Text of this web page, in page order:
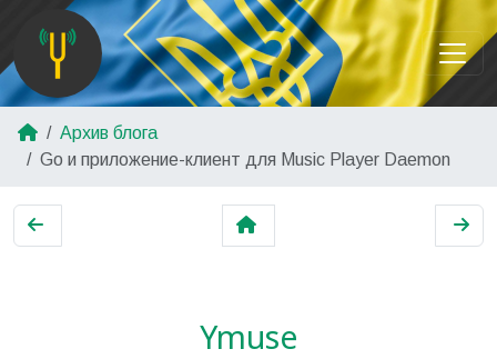
Архив блога
Go и приложение-клиент для Music Player Daemon
Ymuse